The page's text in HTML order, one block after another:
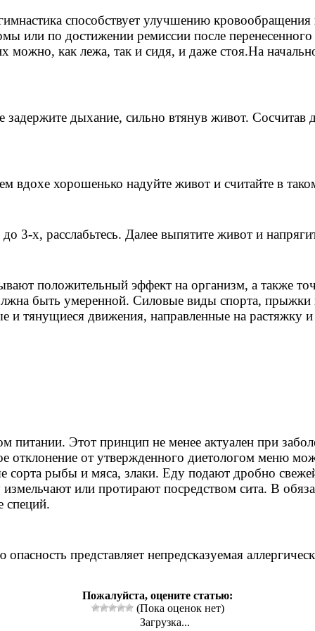
способствует улучшению кровообращения
или по достижении ремиссии после
как лежа, так и сидя, и даже стоя.На
дыхание, сильно втянув живот.
вдохе хорошенько надуйте живот и считайте в
3-х, расслабьтесь. Далее выпятите живот и
положительный эффект на организм, а также
быть умеренной. Силовые виды спорта, прыжки
и тянущиеся движения, направленные на
питании. Этот принцип не менее актуален при
от утвержденного диетологом меню
рыбы и мяса, злаки. Еду подают дробно
или протирают посредством сита. В
специй.
представляет непредсказуемая
Пожалуйста, оцените статью:
(Пока оценок нет)
Загрузка...